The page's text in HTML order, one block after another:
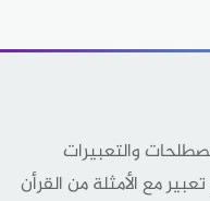
والتعبيرات
مع الأمثلة من القرأن